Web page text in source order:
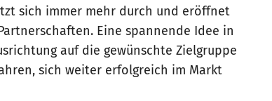
sich immer mehr durch und eröffnet
Eine spannende Idee in
auf die gewünschte Zielgruppe
sich weiter erfolgreich im Markt